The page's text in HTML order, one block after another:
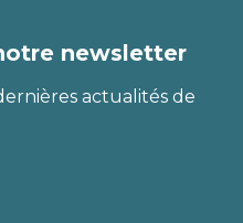
newsletter
actualités de